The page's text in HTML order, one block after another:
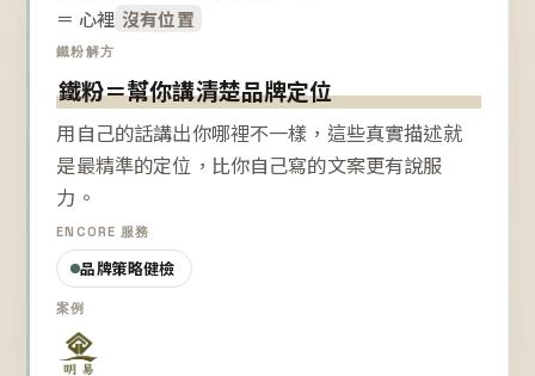
＝ 心裡 沒有位置
鐵粉解方
鐵粉＝幫你講清楚品牌定位
用自己的話講出你哪裡不一樣，這些真實描述就
是最精準的定位，比你自己寫的文案更有說服
力。
ENCORE 服務
品牌策略健檢
案例